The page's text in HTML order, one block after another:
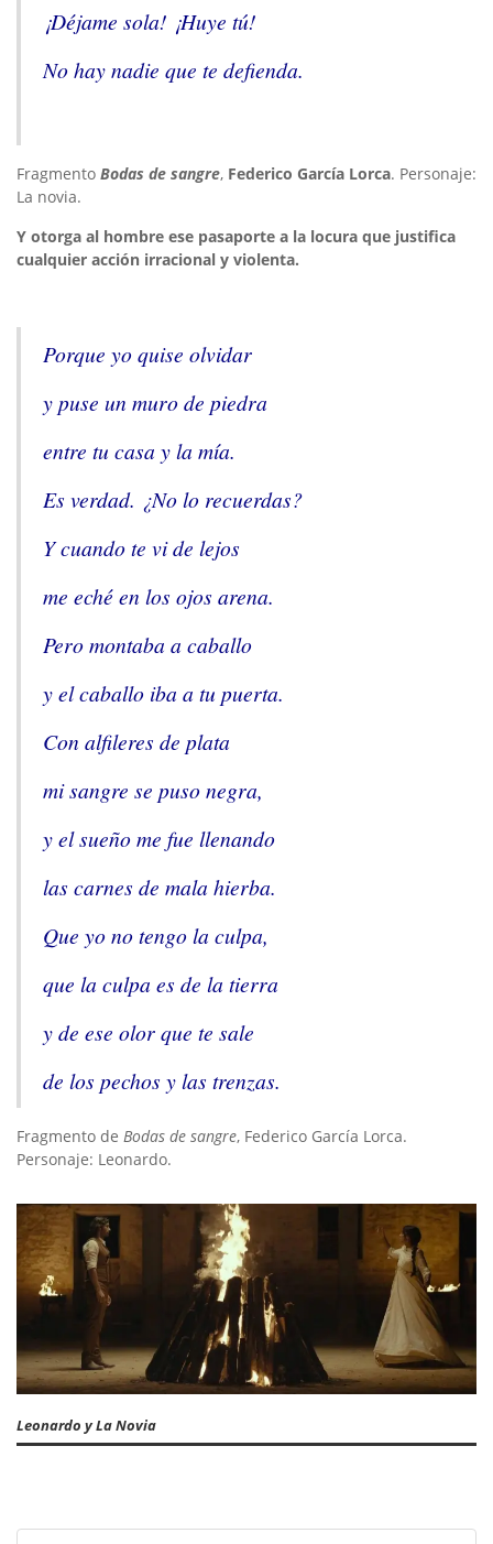
¡Déjame sola! ¡Huye tú!
No hay nadie que te defienda.
Fragmento Bodas de sangre, Federico García Lorca. Personaje:
La novia.
Y otorga al hombre ese pasaporte a la locura que justifica
cualquier acción irracional y violenta.
Porque yo quise olvidar
y puse un muro de piedra
entre tu casa y la mía.
Es verdad. ¿No lo recuerdas?
Y cuando te vi de lejos
me eché en los ojos arena.
Pero montaba a caballo
y el caballo iba a tu puerta.
Con alfileres de plata
mi sangre se puso negra,
y el sueño me fue llenando
las carnes de mala hierba.
Que yo no tengo la culpa,
que la culpa es de la tierra
y de ese olor que te sale
de los pechos y las trenzas.
Fragmento de Bodas de sangre, Federico García Lorca.
Personaje: Leonardo.
Leonardo y La Novia